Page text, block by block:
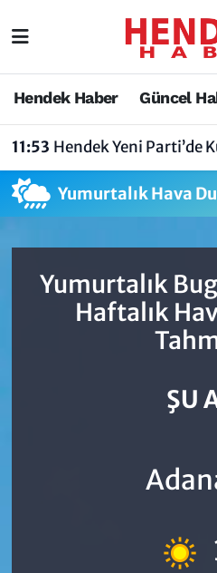
Hendek Haber Güncel
11:53 Hendek Yeni Parti’de Kurucu
Yumurtalık Hava
Yumurtalık
Haftalık
ŞU
Hendek Haber
Nöbetçi Eczaneler
Vefat Edenler
Hendek Haber
Hakkında
Hendek Haber Reklam
Sakarya Nöbetçi
Sakarya Trafik
Tüm Manşetler
Son Dakika Haberleri